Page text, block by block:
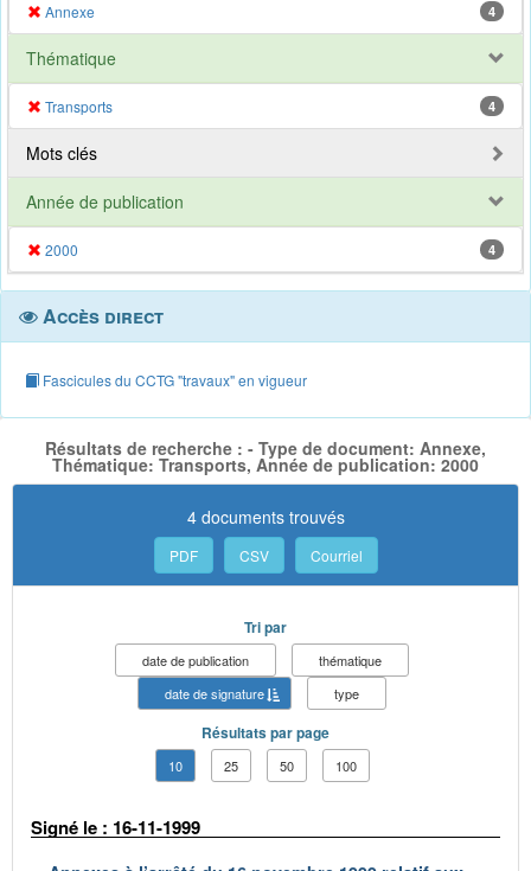
Annexe 4
Thématique
Transports 4
Mots clés
Année de publication
2000 4
Accès direct
Fascicules du CCTG "travaux" en vigueur
Résultats de recherche : - Type de document: Annexe,
Thématique: Transports, Année de publication: 2000
4 documents trouvés
PDF CSV Courriel
Tri par
date de publication
thématique
date de signature
type
Résultats par page
10 25 50 100
Signé le : 16-11-1999